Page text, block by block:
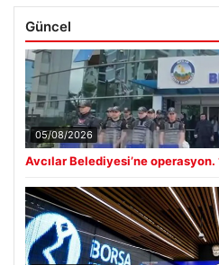
Güncel
05/08/2026